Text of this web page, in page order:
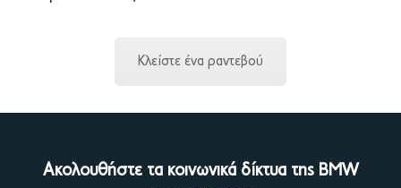
Κλείστε ένα ραντεβού
Ακολουθήστε τα κοινωνικά δίκτυα της BMW